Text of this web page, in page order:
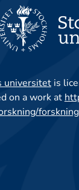
universitetis
on a work at